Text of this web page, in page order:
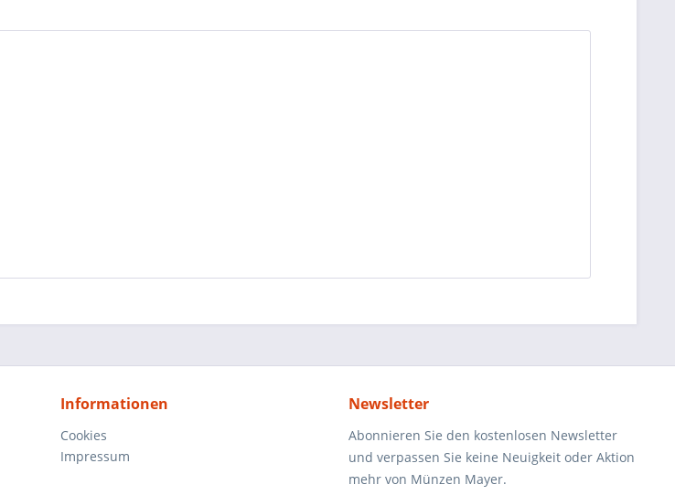
Informationen
Cookies
Impressum
Newsletter
Abonnieren Sie den kostenlosen Newsletter
und verpassen Sie keine Neuigkeit oder Aktion
mehr von Münzen Mayer.